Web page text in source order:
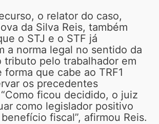
o relator do caso,
da Silva Reis, também
o STJ e o STF já
a norma legal no sentido da
tributo pelo trabalhador em
que cabe ao TRF1
os precedentes
ficou decidido, o juiz
como legislador positivo
fiscal”, afirmou Reis.